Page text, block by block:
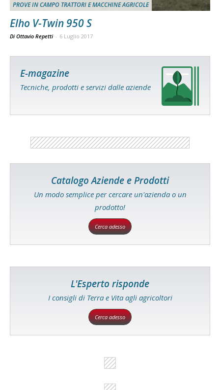
PROVE IN CAMPO TRATTORI E MACCHINE AGRICOLE
Elho V-Twin 950 S
Di Ottavio Repetti - 6 Luglio 2017
E-magazine
Tecniche, prodotti e servizi dalle aziende
Catalogo Aziende e Prodotti
Un modo semplice per cercare un'azienda o un
prodotto!
Cerca adesso
L'Esperto risponde
I consigli di Terra e Vita agli agricoltori
Cerca adesso